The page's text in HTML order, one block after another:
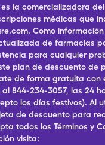
es la comercializadora
médicas que
Como
de farmacias
para cualquier
plan de descuento de
de forma gratuita con
844-234-3057, las 24
los días festivos). Al
de descuento para
todos los Términos y
visita: